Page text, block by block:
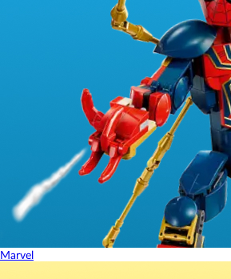
Marvel